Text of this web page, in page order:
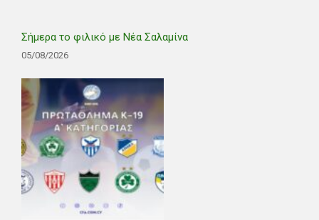
Σήμερα το φιλικό με Νέα Σαλαμίνα
05/08/2026